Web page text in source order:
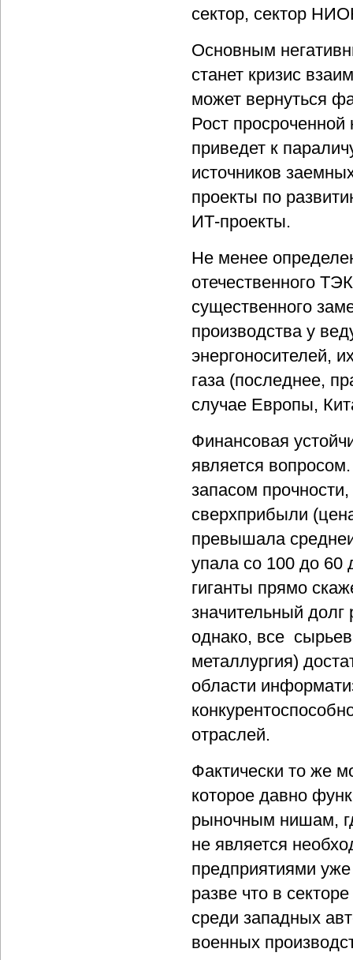
сектор, сектор
Основным
станет кризис
может вернуться
Рост просроченной
приведет к
источников
проекты по
ИТ-проекты.
Не менее
отечественного
существенного
производства у
энергоносителей,
газа (последнее,
случае Европы,
Финансовая
является
запасом
сверхприбыли
превышала
упала со 100 до
гиганты прямо
значительный долг
однако, все
металлургия)
области
отраслей.
Фактически то же
которое давно
рыночным нишам,
не является
предприятиями
разве что в
среди западных
военных